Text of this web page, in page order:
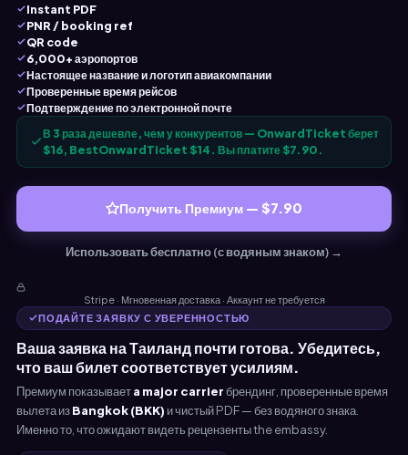
Instant PDF
PNR / booking ref
QR code
6,000+ аэропортов
Настоящее название и логотип авиакомпании
Проверенные время рейсов
Подтверждение по электронной почте
В 3 раза дешевле, чем у конкурентов — OnwardTicket берет
$16, BestOnwardTicket $14. Вы платите $7.90.
Получить Премиум — $7.90
Использовать бесплатно (с водяным знаком) →
Stripe · Мгновенная доставка · Аккаунт не требуется
ПОДАЙТЕ ЗАЯВКУ С УВЕРЕННОСТЬЮ
Ваша заявка на Таиланд почти готова. Убедитесь,
что ваш билет соответствует усилиям.
Премиум показываетa major carrierбрендинг, проверенные время
вылета изBangkok (BKK) и чистый PDF — без водяного знака.
Именно то, что ожидают видеть рецензенты the embassy.